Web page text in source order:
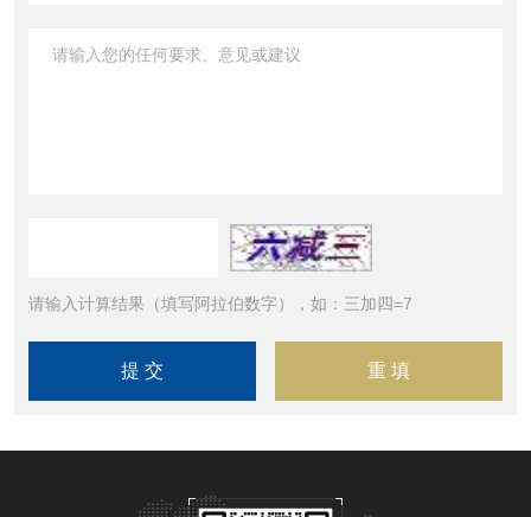
请输入计算结果（填写阿拉伯数字），如：三加四=7